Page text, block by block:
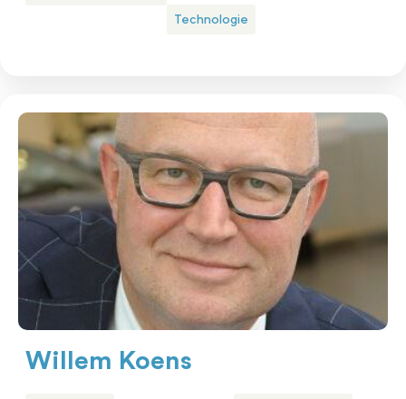
Technologie
Willem Koens